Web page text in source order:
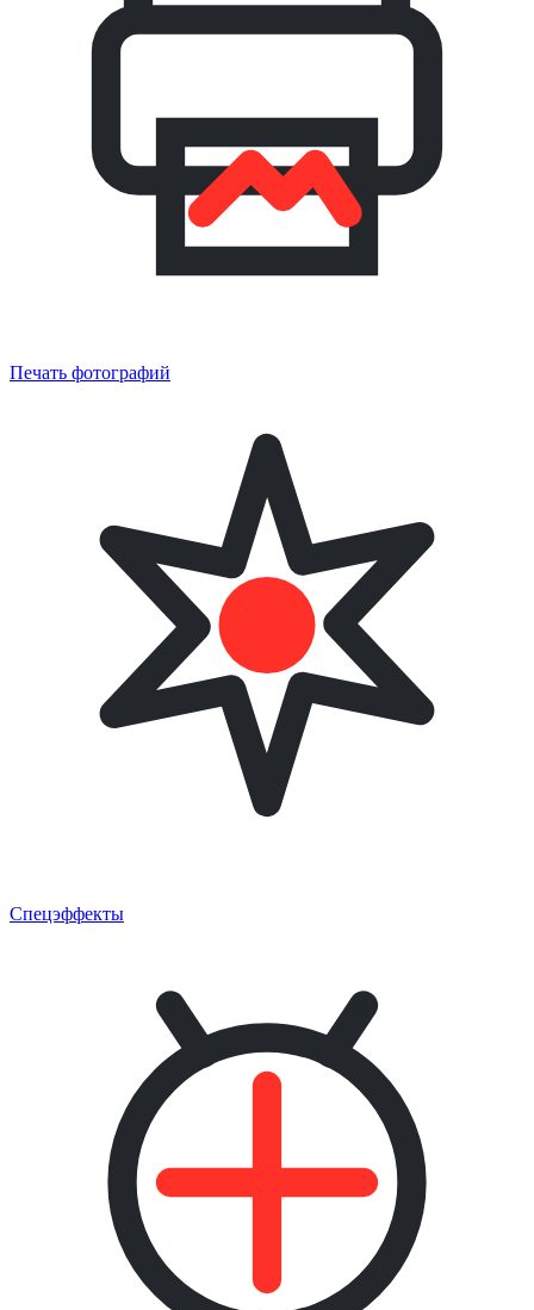
Печать фотографий
Спецэффекты